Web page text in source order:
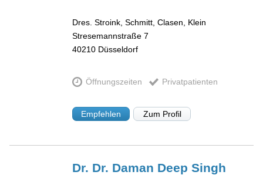
Dres. Stroink, Schmitt, Clasen, Klein
Stresemannstraße 7
40210 Düsseldorf
Öffnungszeiten Privatpatienten
Empfehlen Zum Profil
Dr. Dr. Daman Deep Singh